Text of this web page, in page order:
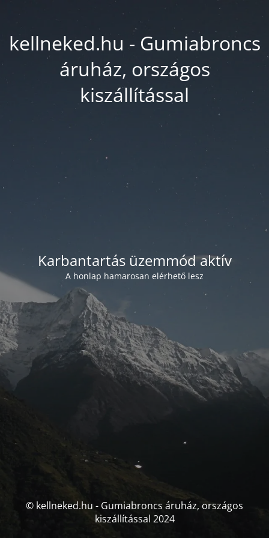
kellneked.hu - Gumiabroncs
áruház, országos
kiszállítással
Karbantartás üzemmód aktív
A honlap hamarosan elérhető lesz
© kellneked.hu - Gumiabroncs áruház, országos
kiszállítással 2024